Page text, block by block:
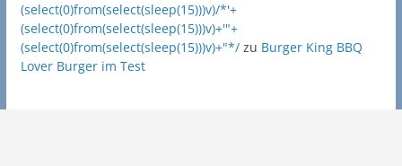
(select(0)from(select(sleep(15)))v)/*'+
(select(0)from(select(sleep(15)))v)+'"+
(select(0)from(select(sleep(15)))v)+"*/zu Burger King BBQ
Lover Burger im Test